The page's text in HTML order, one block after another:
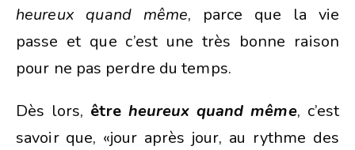
heureux quand même, parce que la vie
passe et que c’est une très bonne raison
pour ne pas perdre du temps.
Dès lors, être heureux quand même, c’est
savoir que, «jour après jour, au rythme des